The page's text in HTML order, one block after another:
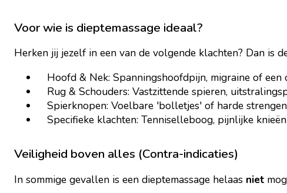
Voor wie is dieptemassage ideaal?
Herken jij jezelf in een van de volgende klachten? Dan is
Hoofd & Nek: Spanningshoofdpijn, migraine of een
Rug & Schouders: Vastzittende spieren,
Spierknopen: Voelbare 'bolletjes' of harde
Specifieke klachten: Tenniselleboog, pijnlijke
Veiligheid boven alles (Contra-indicaties)
In sommige gevallen is een dieptemassage helaas niet